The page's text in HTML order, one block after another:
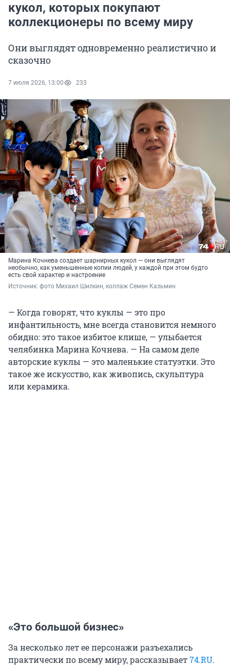
кукол, которых покупают
коллекционеры по всему миру
Они выглядят одновременно реалистично и
сказочно
7 июля 2026, 13:00 233
Марина Кочнева создает шарнирных кукол — они выглядят
необычно, как уменьшенные копии людей, у каждой при этом будто
есть свой характер и настроение
Источник: фото Михаил Шилкин, коллаж Семен Казьмин
— Когда говорят, что куклы — это про
инфантильность, мне всегда становится немного
обидно: это такое избитое клише, — улыбается
челябинка Марина Кочнева. — На самом деле
авторские куклы — это маленькие статуэтки. Это
такое же искусство, как живопись, скульптура
или керамика.
«Это большой бизнес»
За несколько лет ее персонажи разъехались
практически по всему миру, рассказывает74.RU.